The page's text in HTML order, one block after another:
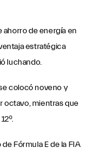
ahorro de energía en
estratégica
luchando.
colocó noveno y
octavo, mientras que
Fórmula E de la FIA